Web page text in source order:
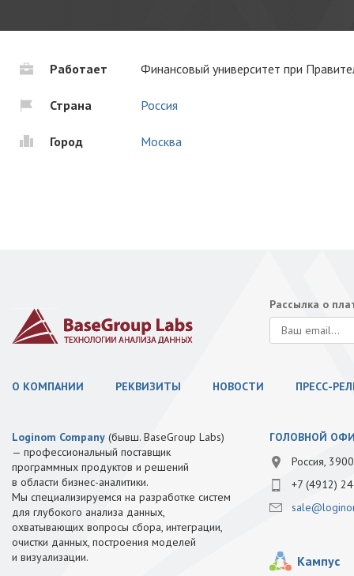
Работает Финансовый университет при
Страна Россия
Город Москва
Рассылка о
О КОМПАНИИ РЕКВИЗИТЫ НОВОСТИ ПРЕСС-
Loginom Company (бывш. BaseGroup Labs)
— профессиональный поставщик
программных продуктов и решений
в области бизнес-аналитики.
Мы специализируемся на разработке систем
для глубокого анализа данных,
охватывающих вопросы сбора, интеграции,
очистки данных, построения моделей
и визуализации.
ГОЛОВНОЙ
Россия,
+7 (4912)
Кампус